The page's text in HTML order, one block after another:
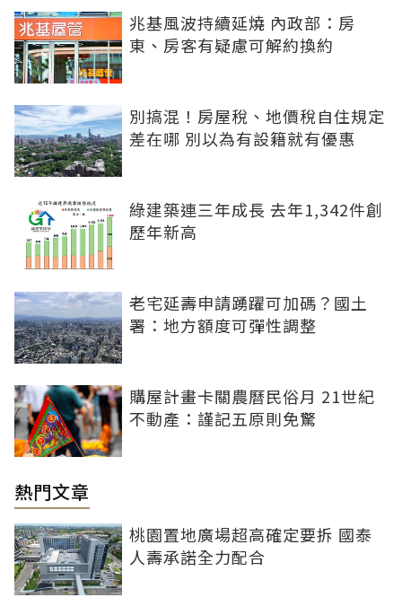
兆基風波持續延燒 內政部：房
東、房客有疑慮可解約換約
別搞混！房屋稅、地價稅自住規定
差在哪 別以為有設籍就有優惠
綠建築連三年成長 去年1,342件創
歷年新高
老宅延壽申請踴躍可加碼？國土
署：地方額度可彈性調整
購屋計畫卡關農曆民俗月 21世紀
不動產：謹記五原則免驚
熱門文章
桃園置地廣場超高確定要拆 國泰
人壽承諾全力配合